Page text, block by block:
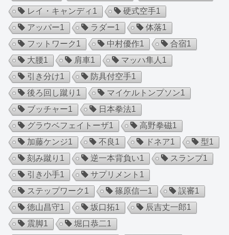
レイ・キャンディ 1 硬式空手1
アッパー1 ラダー1 体落1
フットワーク1 中村優作1 合宿1
大腰1 肩車1 マッハ隼人 1
引き分け1 防具付空手1
後ろ回し蹴り 1 マイケルトンプソン1
ブッチャー1 日本拳法1
グラウベフェイトーザ1 高野拳磁1
加藤ケンジ1 不良 1 ドネア1 型1
刻み蹴り 1 逆一本背負い1 スランプ1
引き小手1 サプリメント 1
ステップワーク1 篠原信一1 誤審1
徳山昌守1 坂口拓1 辰吉丈一郎1
震脚1 堀口恭二1